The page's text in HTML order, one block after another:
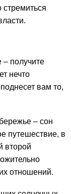
стремиться
– получите
нечто
вам то,
– сон
путешествие, в
второй
отношений.